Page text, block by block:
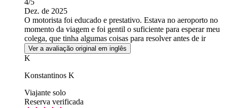
4/5
Dez. de 2025
O motorista foi educado e prestativo. Estava no aeroporto no
momento da viagem e foi gentil o suficiente para esperar meu
colega, que tinha algumas coisas para resolver antes de ir
Ver a avaliação original em inglês
K
Konstantinos K
Viajante solo
Reserva verificada